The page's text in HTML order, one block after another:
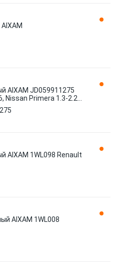
AIXAM JD059911275
Nissan Primera 1.3-2.2
AIXAM 1WL098 Renault
AIXAM 1WL008